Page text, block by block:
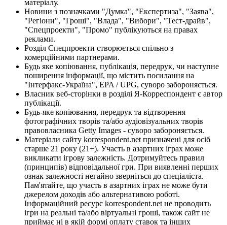
матеріалу.
Новини з позначками "Думка", "Експертиза", "Заява",
"Регіони", "Гроші", "Влада", "Вибори", "Тест-драйв",
"Спецпроекти", "Промо" публікуються на правах
реклами.
Розділ Спецпроекти створюється спільно з
комерційними партнерами.
Будь яке копіювання, публікація, передрук, чи наступне
поширення інформації, що містить посилання на
"Інтерфакс-Україна", EPA / UPG, суворо забороняється.
Власник веб-сторінки в розділі Я-Корреспондент є автор
публікації.
Будь-яке копіювання, передрук та відтворення
фотографічних творів та/або аудіовізуальних творів
правовласника Getty Images - суворо забороняється.
Матеріали сайту korrespondent.net призначені для осіб
старше 21 року (21+). Участь в азартних іграх може
викликати ігрову залежність. Дотримуйтесь правил
(принципів) відповідальної гри. При виявленні перших
ознак залежності негайно зверніться до спеціаліста.
Пам'ятайте, що участь в азартних іграх не може бути
джерелом доходів або альтернативою роботі.
Інформаційний ресурс korrespondent.net не проводить
ігри на реальні та/або віртуальні гроші, також сайт не
приймає ні в якій формі оплату ставок та інших